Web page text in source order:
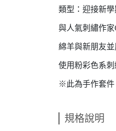
類型：迎接新
與人氣刺繡作家
綿羊與新朋友
使用粉彩色系
※此為手作套件
規格說明